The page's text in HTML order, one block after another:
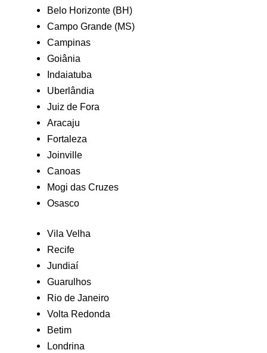
Belo Horizonte (BH)
Campo Grande (MS)
Campinas
Goiânia
Indaiatuba
Uberlândia
Juiz de Fora
Aracaju
Fortaleza
Joinville
Canoas
Mogi das Cruzes
Osasco
Vila Velha
Recife
Jundiaí
Guarulhos
Rio de Janeiro
Volta Redonda
Betim
Londrina